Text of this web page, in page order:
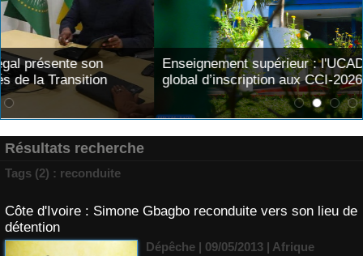
Enseignement supérieur : l'UCAD affiche 91,8 % de
global d’inscription aux CCI-2026
Résultats recherche
Tags (2) : reconduite
Côte d'Ivoire : Simone Gbagbo reconduite vers son lieu de
détention
Dépêche | 09/05/2013 | Afrique